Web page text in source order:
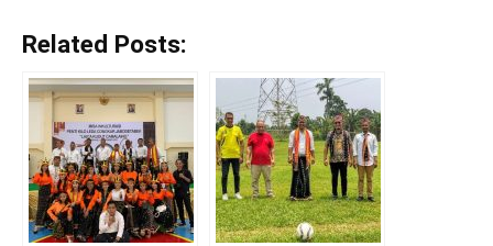
Related Posts: